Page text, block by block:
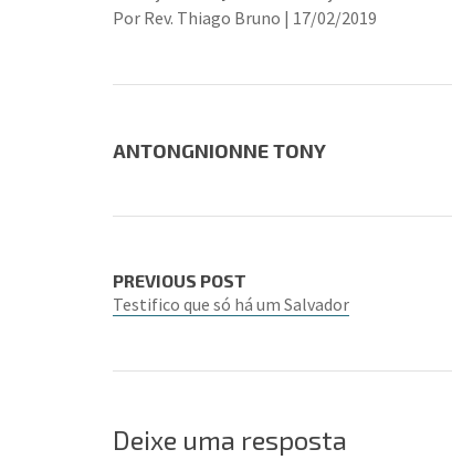
Por Rev. Thiago Bruno | 17/02/2019
ANTONGNIONNE TONY
PREVIOUS POST
Testifico que só há um Salvador
Deixe uma resposta